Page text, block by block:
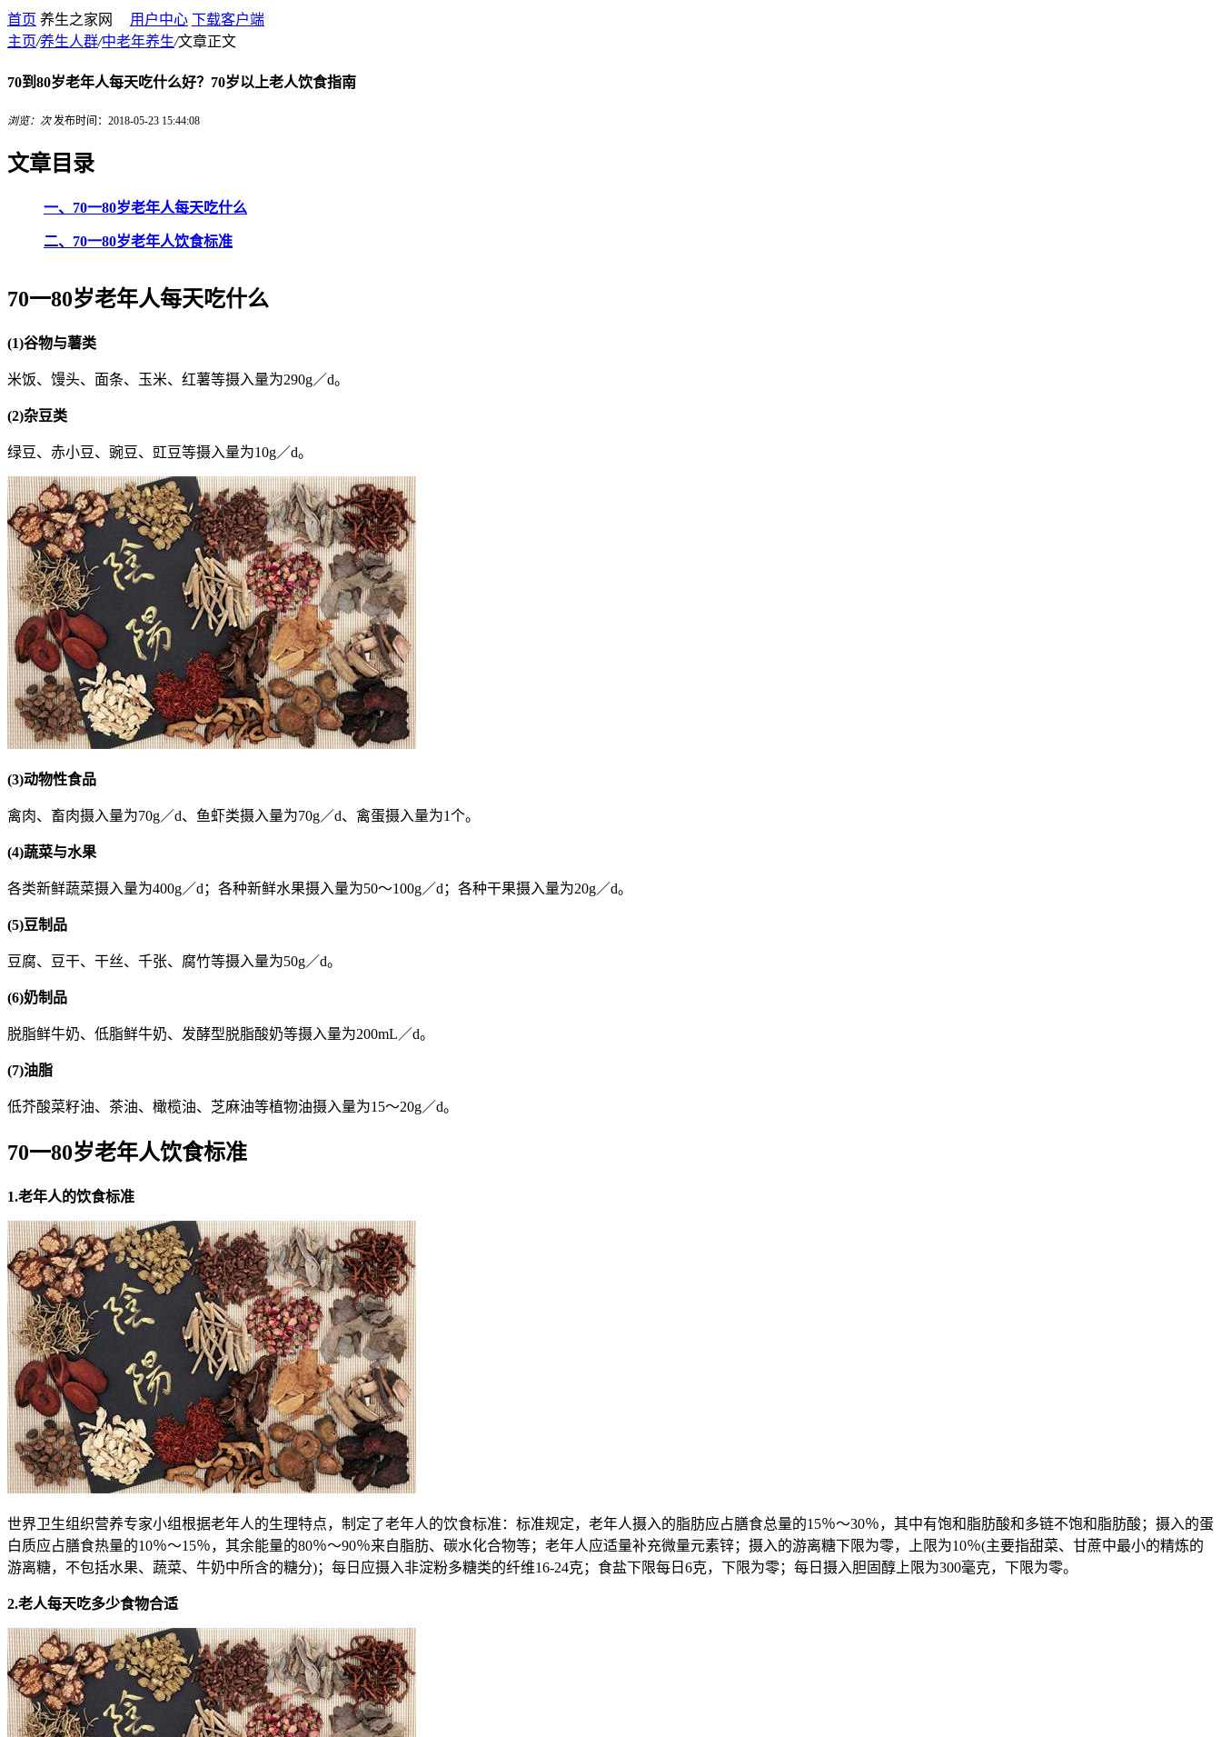
首页 养生之家网 用户中心 下载客户端
主页/养生人群/中老年养生/文章正文
70到80岁老年人每天吃什么好？70岁以上老人饮食指南
浏览： 次 发布时间：2018-05-23 15:44:08
文章目录
一、70一80岁老年人每天吃什么
二、 70一80岁老年人饮食标准
70一80岁老年人每天吃什么
(1)谷物与薯类
米饭、馒头、面条、玉米、红薯等摄入量为290g／d。
(2)杂豆类
绿豆、赤小豆、豌豆、豇豆等摄入量为10g／d。
(3)动物性食品
禽肉、畜肉摄入量为70g／d、鱼虾类摄入量为70g／d、禽蛋摄入量为1个。
(4)蔬菜与水果
各类新鲜蔬菜摄入量为400g／d；各种新鲜水果摄入量为50～100g／d；各种干果摄入量为20g／d。
(5)豆制品
豆腐、豆干、干丝、千张、腐竹等摄入量为50g／d。
(6)奶制品
脱脂鲜牛奶、低脂鲜牛奶、发酵型脱脂酸奶等摄入量为200mL／d。
(7)油脂
低芥酸菜籽油、茶油、橄榄油、芝麻油等植物油摄入量为15～20g／d。
70一80岁老年人饮食标准
1.老年人的饮食标准
世界卫生组织营养专家小组根据老年人的生理特点，制定了老年人的饮食标准：标准规定，老年人摄入的脂肪应占膳食总量的15％～30％，其中有饱和脂肪酸和多链不饱和脂肪酸；摄入的蛋
白质应占膳食热量的10％～15％，其余能量的80％～90％来自脂肪、碳水化合物等；老年人应适量补充微量元素锌；摄入的游离糖下限为零，上限为10％(主要指甜菜、甘蔗中最小的精炼的
游离糖，不包括水果、蔬菜、牛奶中所含的糖分)；每日应摄入非淀粉多糖类的纤维16-24克；食盐下限每日6克，下限为零；每日摄入胆固醇上限为300毫克，下限为零。
2.老人每天吃多少食物合适